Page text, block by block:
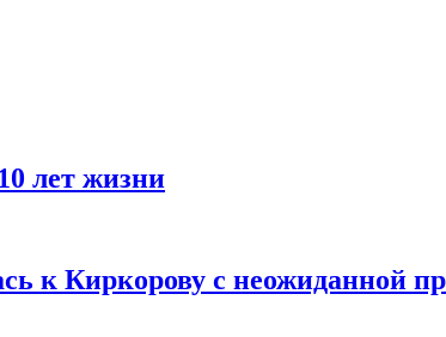
лет жизни
к Киркорову с неожиданной